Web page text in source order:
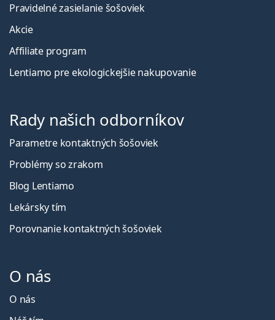
Pravidelné zasielanie šošoviek
Akcie
Affiliate program
Lentiamo pre ekologickejšie nakupovanie
Rady našich odborníkov
Parametre kontaktných šošoviek
Problémy so zrakom
Blog Lentiamo
Lekársky tím
Porovnanie kontaktných šošoviek
O nás
O nás